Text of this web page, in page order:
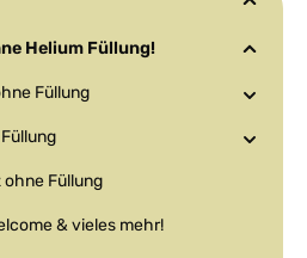
Helium Füllung!
Füllung
ohne Füllung
& vieles mehr!